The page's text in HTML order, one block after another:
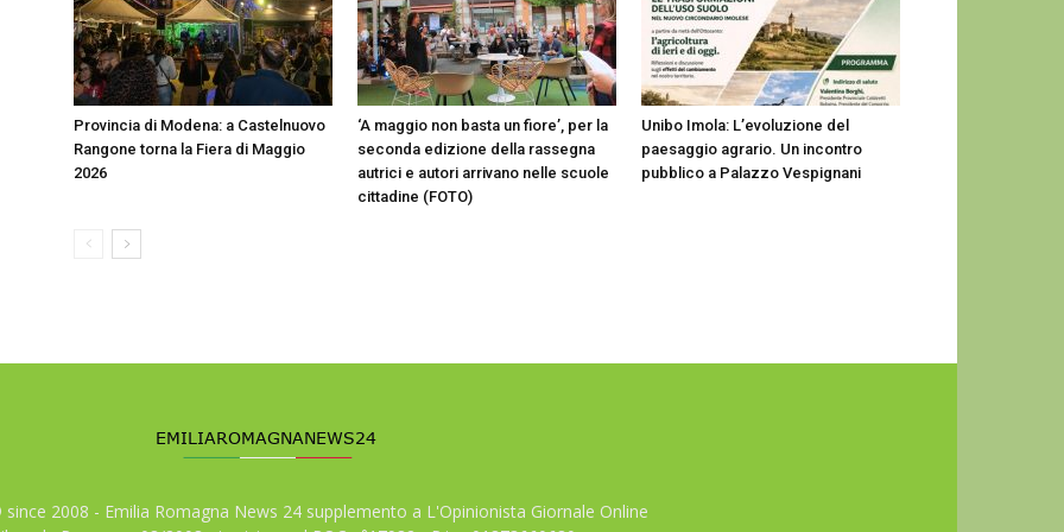
Provincia di Modena: a Castelnuovo
Rangone torna la Fiera di Maggio
2026
‘A maggio non basta un fiore’, per la
seconda edizione della rassegna
autrici e autori arrivano nelle scuole
cittadine (FOTO)
Unibo Imola: L’evoluzione del
paesaggio agrario. Un incontro
pubblico a Palazzo Vespignani
2008 - Emilia Romagna News 24 supplemento a L'Opinionista Giornale Online